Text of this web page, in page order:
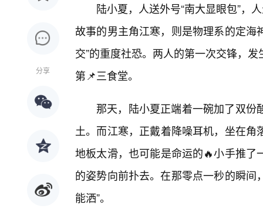
分享
陆小夏，人送外号“南大显眼包”，
故事的男主角江寒，则是物理系的定海
交”的重度社恐。两人的第一次交锋，
第📌三食堂。
那天，陆小夏正端着一碗加了双
土。而江寒，正戴着降噪耳机，坐在
地板太滑，也可能是命运的🔥小手推
的姿势向前扑去。在那零点一秒的瞬间
能洒”。